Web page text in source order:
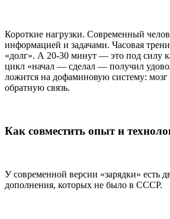
Короткие нагрузки. Современный
информацией и задачами. Часовая
«долг». А 20-30 минут — это под силу
цикл «начал — сделал — получил
ложится на дофаминовую систему:
обратную связь.
Как совместить опыт и
У современной версии «зарядки» есть
дополнения, которых не было в СССР.